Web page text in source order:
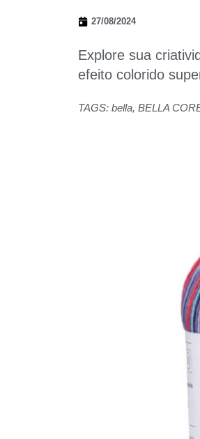
27/08/2024
Explore sua
efeito colorido
TAGS: bella, BELLA